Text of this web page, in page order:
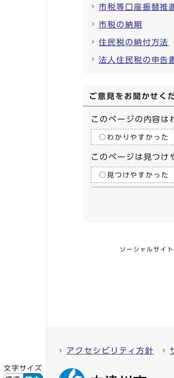
文字サイズ
市税等口座振替推
市税の納期
住民税の納付方法
法人住民税の申告
ご意見をお聞かせく
このページの内容は
わかりやすかった
このページは見つけ
見つけやすかった
ソーシャルサイ
アクセシビリティ方針